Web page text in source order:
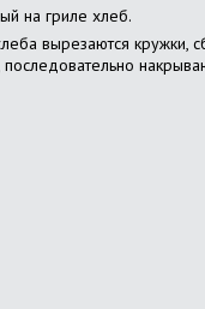
на гриле хлеб.
вырезаются кружки,